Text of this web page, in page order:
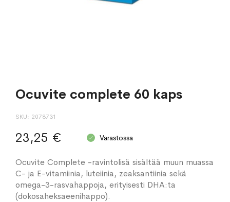
Ocuvite complete 60 kaps
SKU 2078731
23,25 € Varastossa
Ocuvite Complete -ravintolisä sisältää muun muassa
C- ja E-vitamiinia, luteiinia, zeaksantiinia sekä
omega-3-rasvahappoja, erityisesti DHA:ta
(dokosaheksaeenihappo).